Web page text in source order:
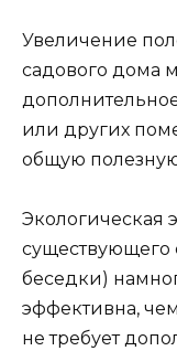
Увеличение
садового дома
или других
общую
Экологическая
существующего
беседки)
эффективна, чем
не требует